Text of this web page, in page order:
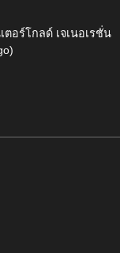
ตอร์โกลด์ เจเนอเรชั่น